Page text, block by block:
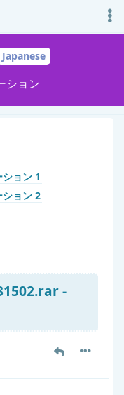
Japanese
ション
-